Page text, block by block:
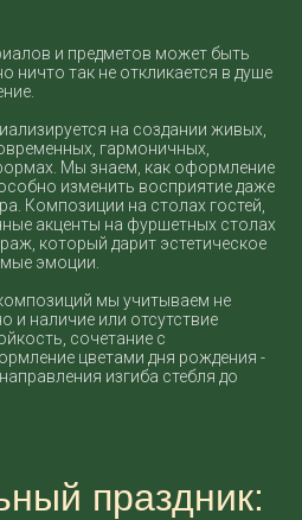
и предметов может быть
ничто так не откликается в душе
на создании живых,
гармоничных,
Мы знаем, как оформление
изменить восприятие даже
Композиции на столах гостей,
акценты на фуршетных столах
который дарит эстетическое
эмоции.
мы учитываем не
и наличие или отсутствие
сочетание с
цветами дня рождения -
изгиба стебля до
праздник: